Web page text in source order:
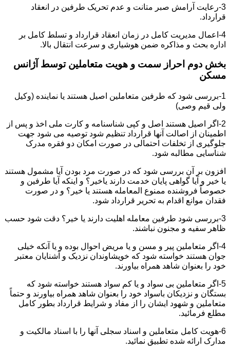
3-رعایت آرامش صبر متانت و عدم تحریک طرفین در انعقاد
قرارداد.
4-اعمال مدیریت کامل در زمان انعقاد قرارداد و تسلط کامل بر
اداره بحث و مذاکره ضمن هوشیاری و سرعت انتقال بالا.
بخش دوم احراز سمت و هویت متعاملین توسط آژانس
مسکن
1-بررسی شود که طرفین متعاملین اصیل هستند یا نماینده (وکیل
ولی قیم وصی)
2-اگر اصیل هستند اصل و کپی شناسنامه و کارت ملی اخذ و پس از
اطمینان از اصالت آنها قرارداد تنظیم شود توصیه می شود جهت
جلوگیری از تخلفات احتمالی در صورت امکان دو فقره مدرک
شناسایی مطالبه شود.
افزون بر آن بررسی شود که در صورت مرد بودن آیا مشمول هستند
یا خیر و آیا گواهی پایان خدمت دارند یاخیر؟ و اینکه آیا طرفین و
خصوصاً فروشنده ممنوع المعامله هستند یا خیر؟ و در صورت
فقدان موانع اقدام به تحریر قرارداد شود.
3-بررسی شود طرفین معامله اهلیت دارند یا خیر؟ دقت شود حسب
ظاهر سفیه و مجنون نباشند.
4-اگر متعاملین پیر و مسن و یا مریض احوال بوده و یا آنکه خیلی
جوان هستند خواسته شود که خویشاوندان نزدیک و آشنایان معتبر
خود را بعنوان شاهد همراه بیاورند.
5-اگر متعاملین بی سواد و یا کم سواد هستند خواسته شود که
بستگان و نزدیکان باسواد خود را بعنوان شاهد همراه بیاورند و حتماً
متعاملین و شهود ایشان را از مفاد و شرایط قرارداد بطور کامل
مطلع فرمائید.
6-هویت کامل متعاملین و اسناد سجلی آنها را با اسناد مالکیت و
مدارک ارائه شده تطبیق نمائید.